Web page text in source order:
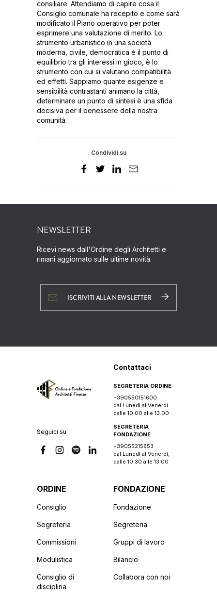
consiliare. Attendiamo di capire cosa il
Consiglio comunale ha recepito e come sarà
modificato il Piano operativo per poter
esprimere una valutazione di merito. Lo
strumento urbanistico in una società
moderna, civile, democratica è il punto di
equilibrio tra gli interessi in gioco, è lo
strumento con cui si valutano compatibilità
ed effetti. Sappiamo quante esigenze e
sensibilità contrastanti animano la città,
determinare un punto di sintesi è una sfida
decisiva per il benessere della nostra
comunità.
Condividi su
NEWSLETTER
Ricevi news dall'Ordine degli Architetti e
rimani aggiornato sulle ultime novità.
ISCRIVITI ALLA NEWSLETTER
Seguici su
Contattaci
SEGRETERIA ORDINE
+390550151600
dal Lunedì al Venerdì
dalle 10.00 alle 13.00
SEGRETERIA
FONDAZIONE
+39055215653
dal Lunedì al Venerdì,
dalle 10.30 alle 13.00
ORDINE
Consiglio
Segreteria
Commissioni
Modulistica
Consiglio di
disciplina
FONDAZIONE
Fondazione
Segreteria
Gruppi di lavoro
Bilancio
Collabora con noi